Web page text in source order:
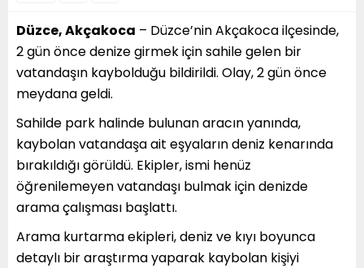
Düzce, Akçakoca – Düzce’nin Akçakoca ilçesinde,
2 gün önce denize girmek için sahile gelen bir
vatandaşın kaybolduğu bildirildi. Olay, 2 gün önce
meydana geldi.
Sahilde park halinde bulunan aracın yanında,
kaybolan vatandaşa ait eşyaların deniz kenarında
bırakıldığı görüldü. Ekipler, ismi henüz
öğrenilemeyen vatandaşı bulmak için denizde
arama çalışması başlattı.
Arama kurtarma ekipleri, deniz ve kıyı boyunca
detaylı bir araştırma yaparak kaybolan kişiyi